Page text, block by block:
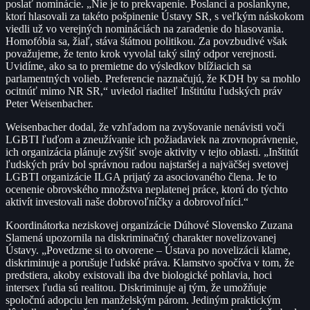
poslať nominácie. „Nie je to prekvapenie. Poslanci a poslankyne,
ktorí hlasovali za takéto pošpinenie Ústavy SR, s veľkým náskokom
viedli už vo verejných nomináciách na zaradenie do hlasovania.
Homofóbia sa, žiaľ, stáva štátnou politikou. Za povzbudivé však
považujeme, že tento krok vyvolal taký silný odpor verejnosti.
Uvidíme, ako sa to premietne do výsledkov blížiacich sa
parlamentných volieb. Preferencie naznačujú, že KDH by sa mohlo
ocitnúť mimo NR SR,“ uviedol riaditeľ Inštitútu ľudských práv
Peter Weisenbacher.
Weisenbacher dodal, že vzhľadom na zvyšovanie nenávisti voči
LGBTI ľuďom a zneužívanie ich požiadaviek na zrovnoprávnenie,
ich organizácia plánuje zvýšiť svoje aktivity v tejto oblasti. „Inštitút
ľudských práv bol správnou radou najstaršej a najväčšej svetovej
LGBTI organizácie ILGA prijatý za asociovaného člena. Je to
ocenenie obrovského množstva neplatenej práce, ktorú do týchto
aktivít investovali naše dobrovoľníčky a dobrovoľníci.“
Koordinátorka neziskovej organizácie Dúhové Slovensko Zuzana
Slamená upozornila na diskriminačný charakter novelizovanej
Ústavy. „Povedzme si to otvorene – Ústava po novelizácii klame,
diskriminuje a porušuje ľudské práva. Klamstvo spočíva v tom, že
predstiera, akoby existovali iba dve biologické pohlavia, hoci
intersex ľudia sú realitou. Diskriminuje aj tým, že umožňuje
spoločnú adopciu len manželským párom. Jediným praktickým